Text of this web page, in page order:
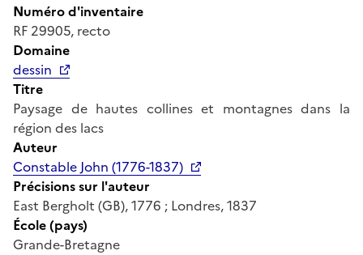
Numéro d'inventaire
RF 29905, recto
Domaine
dessin
Titre
Paysage de hautes collines et montagnes dans la
région des lacs
Auteur
Constable John (1776-1837)
Précisions sur l'auteur
East Bergholt (GB), 1776 ; Londres, 1837
École (pays)
Grande-Bretagne